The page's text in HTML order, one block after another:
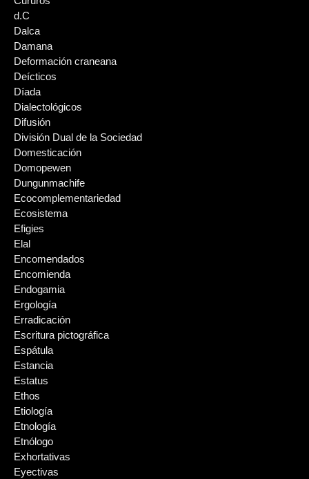
d.C
Dalca
Damana
Deformación craneana
Deícticos
Díada
Dialectológicos
Difusión
División Dual de la Sociedad
Domesticación
Domopewen
Dungunmachife
Ecocomplementariedad
Ecosistema
Efigies
Elal
Encomendados
Encomienda
Endogamia
Ergología
Erradicación
Escritura pictográfica
Espátula
Estancia
Estatus
Ethos
Etiología
Etnología
Etnólogo
Exhortativas
Eyectivas